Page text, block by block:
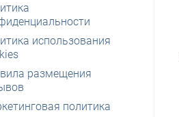
использования
размещения
политика